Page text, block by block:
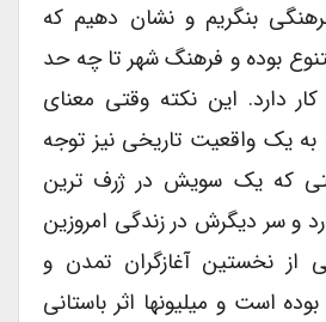
بنگریم و نشان دهیم که
بوده و فرهنگ شهر تا چه حد
دارد. این نکته وقتی معنای
یک واقعیت تاریخی نیز توجه
که یک سویش در ژرف ترین
و سر دیگرش در زندگی امروزین
از نخستین آغازگران تمدن و
است و میلیونها اثر باستانی